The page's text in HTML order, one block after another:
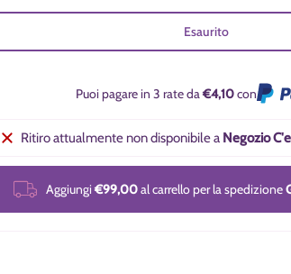
Esaurito
Puoi pagare in 3 rate da€4,10con
Ritiro attualmente non disponibile a Negozio
Aggiungi€99,00al carrello per la spedizione